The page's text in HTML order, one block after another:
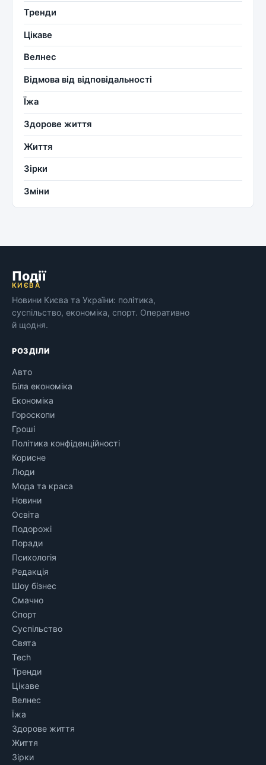
Тренди
Цікаве
Велнес
Відмова від відповідальності
Їжа
Здорове життя
Життя
Зірки
Зміни
Події
КИЄВА
Новини Києва та України: політика,
суспільство, економіка, спорт. Оперативно
й щодня.
РОЗДІЛИ
Авто
Біла економіка
Економіка
Гороскопи
Гроші
Політика конфіденційності
Корисне
Люди
Мода та краса
Новини
Освіта
Подорожі
Поради
Психологія
Редакція
Шоу бізнес
Смачно
Спорт
Суспільство
Свята
Tech
Тренди
Цікаве
Велнес
Їжа
Здорове життя
Життя
Зірки